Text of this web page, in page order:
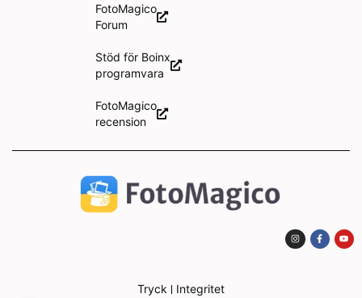
FotoMagico
Forum
Stöd för Boinx
programvara
FotoMagico
recension
Tryck Integritet